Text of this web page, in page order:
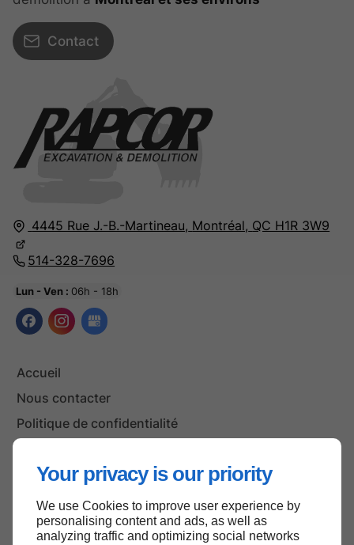
Your privacy is our priority
We use Cookies to improve user experience by
personalising content and ads, as well as
analyzing traffic and optimizing social networks
4445 Rue J.-B.-Martineau, Montréal, QC H1R 3W9
514-328-7696
Lun - Ven : 06h - 18h
Accueil
Nous contacter
Politique de confidentialité
Contact
Haut de page